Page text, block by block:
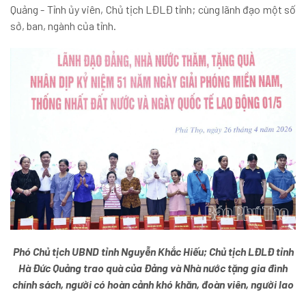
Quảng - Tỉnh ủy viên, Chủ tịch LĐLĐ tỉnh; cùng lãnh đạo một số
sở, ban, ngành của tỉnh.
Phó Chủ tịch UBND tỉnh Nguyễn Khắc Hiếu; Chủ tịch LĐLĐ tỉnh
Hà Đức Quảng trao quà của Đảng và Nhà nước tặng gia đình
chính sách, người có hoàn cảnh khó khăn, đoàn viên, người lao